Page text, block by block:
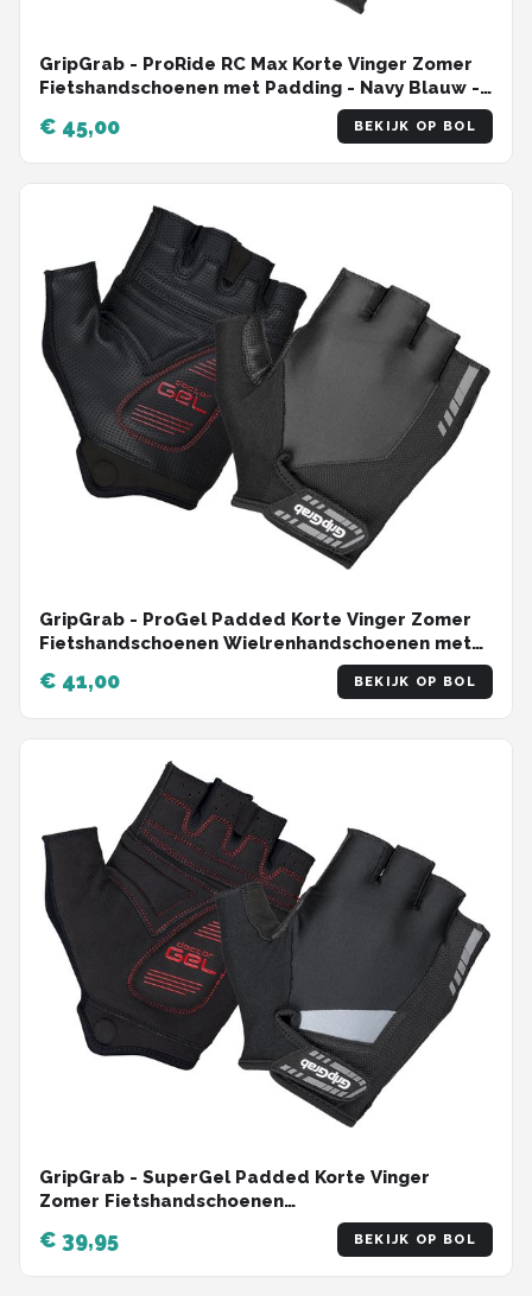
GripGrab - ProRide RC Max Korte Vinger Zomer
Fietshandschoenen met Padding - Navy Blauw -
€ 45,00 BEKIJK OP BOL
GripGrab - ProGel Padded Korte Vinger Zomer
Fietshandschoenen Wielrenhandschoenen met
Padding - Zwart - Unisex - Maat M
€ 41,00 BEKIJK OP BOL
GripGrab - SuperGel Padded Korte Vinger
Zomer Fietshandschoenen
Wielrenhandschoenen met Padding - Zwart -
Unisex - Maat XXL
€ 39,95 BEKIJK OP BOL